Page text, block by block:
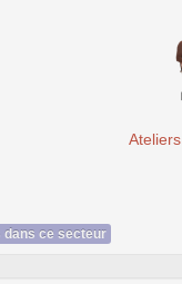
Ateliers du Libre à Roubaix
dans ce secteur